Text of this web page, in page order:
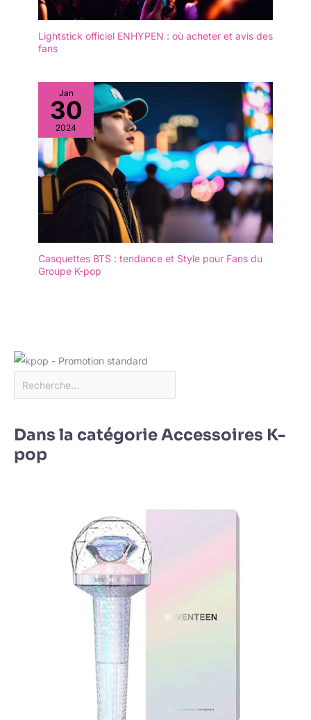
Lightstick officiel ENHYPEN : où acheter et avis des
fans
Jan
30
2024
Casquettes BTS : tendance et Style pour Fans du
Groupe K-pop
Dans la catégorie Accessoires K-
pop